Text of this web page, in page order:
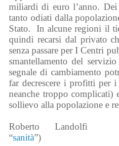
miliardi di euro l’anno.
tanto odiati dalla
Stato. In alcune regioni il
quindi recarsi dal privato
senza passare per I Centri
smantellamento del
segnale di cambiamento
far decrescere i profitti
neanche troppo complicati)
sollievo alla popolazione e
Roberto Landolfi
“sanità”)